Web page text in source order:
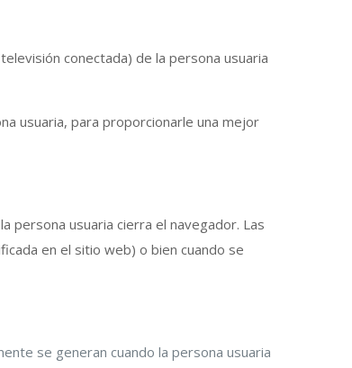
conectada) de la persona usuaria
usuaria, para proporcionarle una mejor
persona usuaria cierra el navegador. Las
en el sitio web) o bien cuando se
se generan cuando la persona usuaria